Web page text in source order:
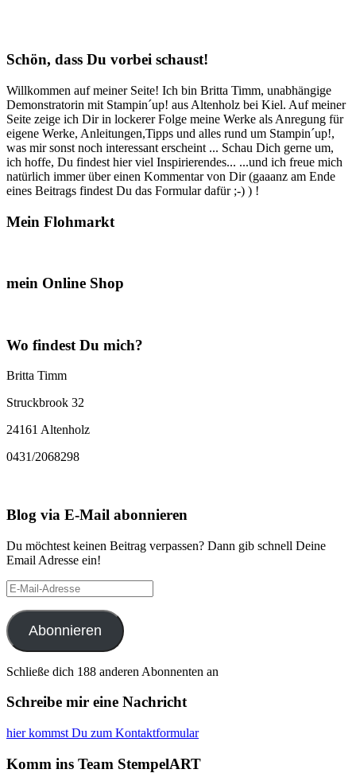
Schön, dass Du vorbei schaust!
Willkommen auf meiner Seite! Ich bin Britta Timm, unabhängige
Demonstratorin mit Stampin´up! aus Altenholz bei Kiel. Auf meiner
Seite zeige ich Dir in lockerer Folge meine Werke als Anregung für
eigene Werke, Anleitungen,Tipps und alles rund um Stampin´up!,
was mir sonst noch interessant erscheint ... Schau Dich gerne um,
ich hoffe, Du findest hier viel Inspirierendes... ...und ich freue mich
natürlich immer über einen Kommentar von Dir (gaaanz am Ende
eines Beitrags findest Du das Formular dafür ;-) ) !
Mein Flohmarkt
mein Online Shop
Wo findest Du mich?
Britta Timm
Struckbrook 32
24161 Altenholz
0431/2068298
Blog via E-Mail abonnieren
Du möchtest keinen Beitrag verpassen? Dann gib schnell Deine
Email Adresse ein!
E-
Mail-
Adresse
Abonnieren
Schließe dich 188 anderen Abonnenten an
Schreibe mir eine Nachricht
hier kommst Du zum Kontaktformular
Komm ins Team StempelART